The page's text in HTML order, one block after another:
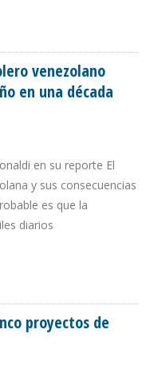
venezolano
en una década
en su reporte El
y sus consecuencias
es que la
diarios
proyectos de